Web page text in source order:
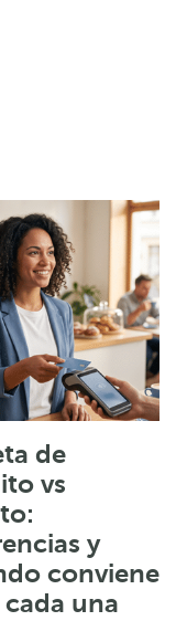
de
vs
y
conviene
cada una